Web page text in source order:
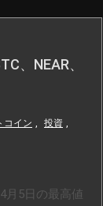
、NEAR、
コイン , 投資 ,
月5日の最高値